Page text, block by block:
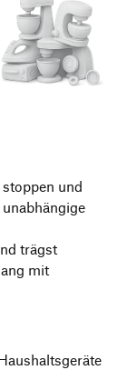
und
trägst
mit